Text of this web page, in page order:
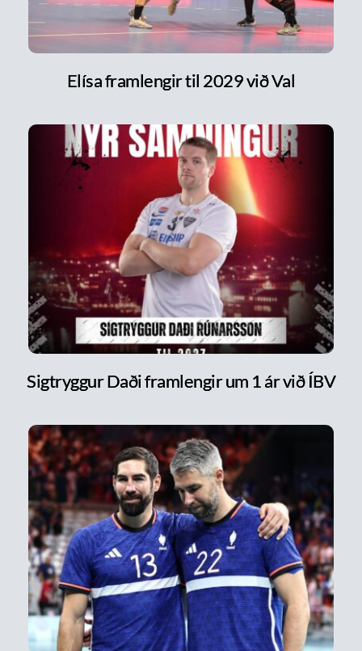
Elísa framlengir til 2029 við Val
Sigtryggur Daði framlengir um 1 ár við ÍBV